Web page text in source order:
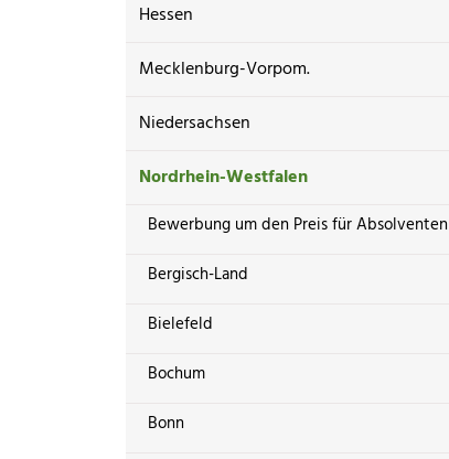
Hessen
Mecklenburg-Vorpom.
Niedersachsen
Nordrhein-Westfalen
Bewerbung um den Preis für Absolventen
Bergisch-Land
Bielefeld
Bochum
Bonn